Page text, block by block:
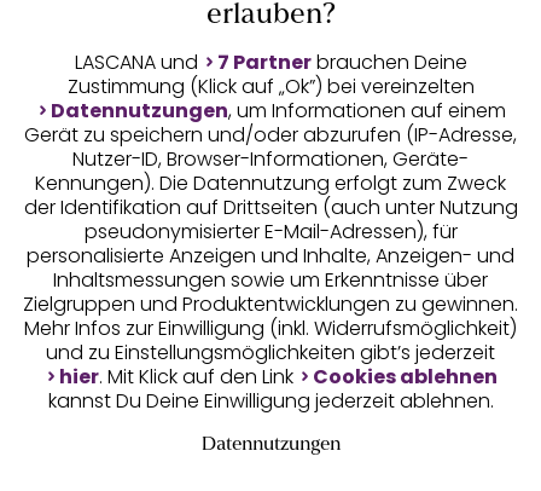
Auszeichnungen
Geprüfte Sicherheit
Unsere Apps
erlauben?
LASCANA und 7 Partnerbrauchen Deine
Zustimmung (Klick auf „Ok”) bei vereinzelten
Datennutzungen, um Informationen auf einem
Gerät zu speichern und/oder abzurufen (IP-Adresse,
Nutzer-ID, Browser-Informationen, Geräte-
Kennungen). Die Datennutzung erfolgt zum Zweck
der Identifikation auf Drittseiten (auch unter Nutzung
pseudonymisierter E-Mail-Adressen), für
personalisierte Anzeigen und Inhalte, Anzeigen- und
Inhaltsmessungen sowie um Erkenntnisse über
Zielgruppen und Produktentwicklungen zu gewinnen.
Mehr Infos zur Einwilligung (inkl. Widerrufsmöglichkeit)
und zu Einstellungsmöglichkeiten gibt’s jederzeit
hier. Mit Klick auf den Link
Cookies ablehnen
kannst Du Deine Einwilligung jederzeit ablehnen.
Datennutzungen